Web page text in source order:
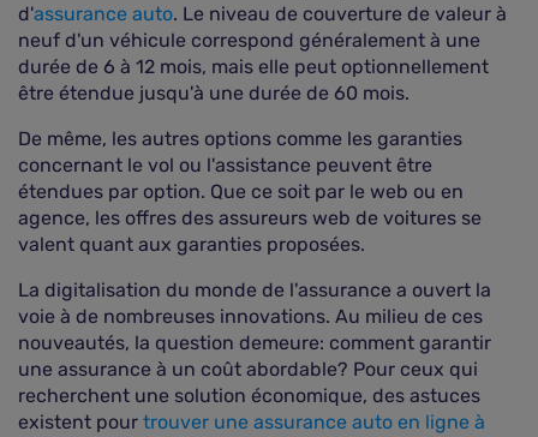
d'assurance auto. Le niveau de couverture de valeur à
neuf d'un véhicule correspond généralement à une
durée de 6 à 12 mois, mais elle peut optionnellement
être étendue jusqu'à une durée de 60 mois.
De même, les autres options comme les garanties
concernant le vol ou l'assistance peuvent être
étendues par option. Que ce soit par le web ou en
agence, les offres des assureurs web de voitures se
valent quant aux garanties proposées.
La digitalisation du monde de l'assurance a ouvert la
voie à de nombreuses innovations. Au milieu de ces
nouveautés, la question demeure: comment garantir
une assurance à un coût abordable? Pour ceux qui
recherchent une solution économique, des astuces
existent pour trouver une assurance auto en ligne à